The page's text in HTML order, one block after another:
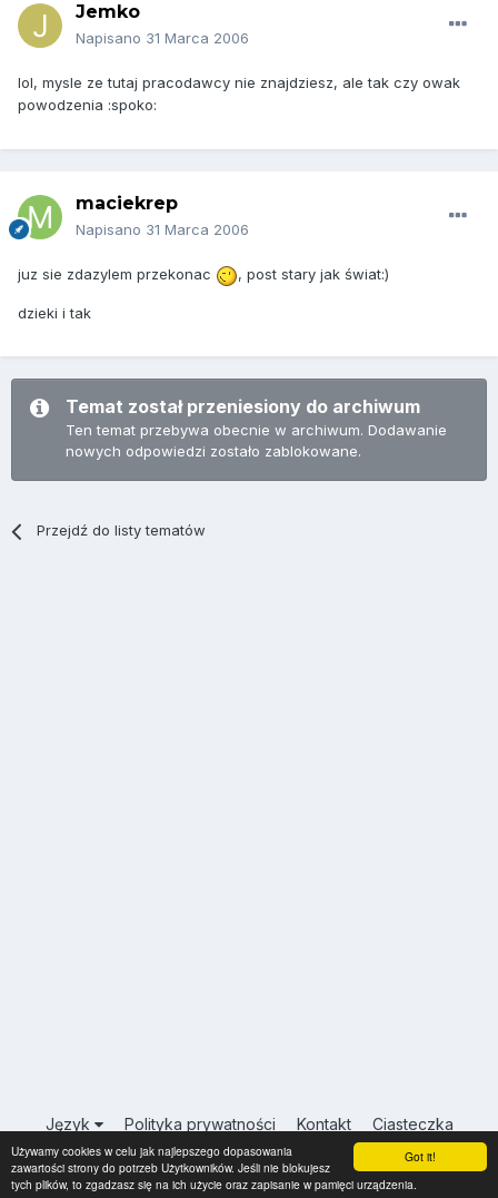
Got it!
Używamy cookies w celu jak najlepszego dopasowania
zawartości strony do potrzeb Użytkowników. Jeśli nie blokujesz
tych plików, to zgadzasz się na ich użycie oraz zapisanie w pamięci urządzenia.
Jemko
Napisano 31 Marca 2006
lol, mysle ze tutaj pracodawcy nie znajdziesz, ale tak czy owak
powodzenia :spoko:
maciekrep
Napisano 31 Marca 2006
juz sie zdazylem przekonac , post stary jak świat:)
dzieki i tak
Temat został przeniesiony do archiwum
Ten temat przebywa obecnie w archiwum. Dodawanie
nowych odpowiedzi zostało zablokowane.
Przejdź do listy tematów
Język Polityka prywatności Kontakt Ciasteczka
USA.INFO.PL
Powered by Invision Community